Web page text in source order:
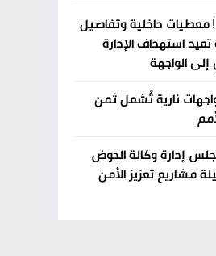
معطيات داخلية وتفاصيل
استهداف الإدارة
الواجهة
نارية تُشعل ثمن
إدارة وكالة الحوض
مشاريع تعزيز الأمن